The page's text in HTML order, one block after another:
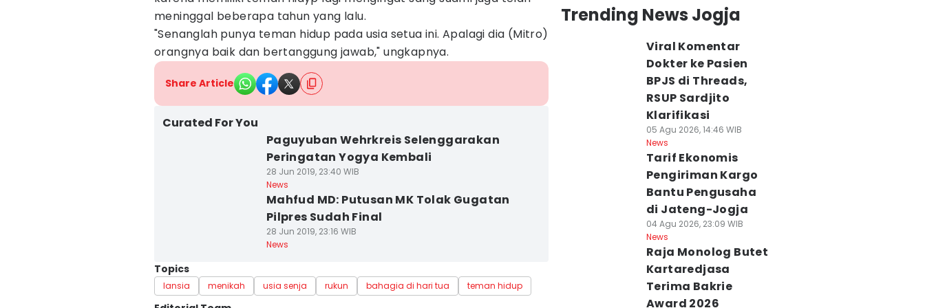
meninggal beberapa tahun yang lalu.
"Senanglah punya teman hidup pada usia setua ini. Apalagi dia (Mitro)
orangnya baik dan bertanggung jawab," ungkapnya.‎
Share Article
Curated For You
Paguyuban Wehrkreis Selenggarakan
Peringatan Yogya Kembali
28 Jun 2019, 23:40 WIB
News
Mahfud MD: Putusan MK Tolak Gugatan
Pilpres Sudah Final
28 Jun 2019, 23:16 WIB
News
Topics
lansia menikah usia senja rukun bahagia di hari tua teman hidup
Trending News Jogja
Viral Komentar
Dokter ke Pasien
BPJS di Threads,
RSUP Sardjito
Klarifikasi
05 Agu 2026, 14:46 WIB
News
Tarif Ekonomis
Pengiriman Kargo
Bantu Pengusaha
di Jateng-Jogja
04 Agu 2026, 23:09 WIB
News
Raja Monolog Butet
Kartaredjasa
Terima Bakrie
Award 2026